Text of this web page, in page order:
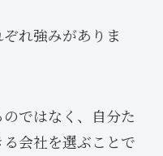
れ強みがありま
ではなく、自分た
会社を選ぶことで